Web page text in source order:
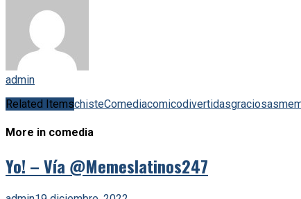
admin
Related ItemschisteComediacomicodivertidasgraciosas
More in comedia
Yo! – Vía @Memeslatinos247